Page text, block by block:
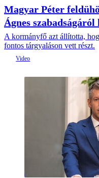
Magyar Péter
Ágnes
A kormányfő azt állította,
fontos tárgyaláson vett részt.